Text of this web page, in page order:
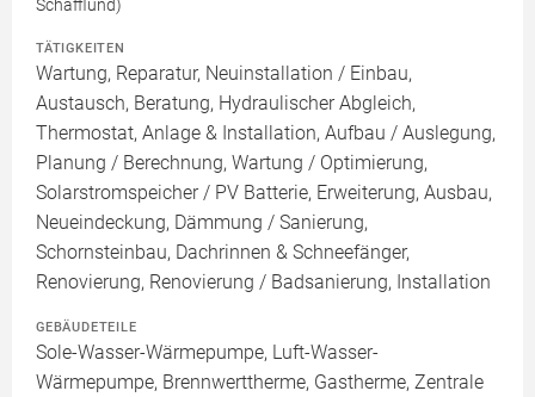
Schafflund)
TÄTIGKEITEN
Wartung, Reparatur, Neuinstallation / Einbau,
Austausch, Beratung, Hydraulischer Abgleich,
Thermostat, Anlage & Installation, Aufbau / Auslegung,
Planung / Berechnung, Wartung / Optimierung,
Solarstromspeicher / PV Batterie, Erweiterung, Ausbau,
Neueindeckung, Dämmung / Sanierung,
Schornsteinbau, Dachrinnen & Schneefänger,
Renovierung, Renovierung / Badsanierung, Installation
GEBÄUDETEILE
Sole-Wasser-Wärmepumpe, Luft-Wasser-
Wärmepumpe, Brennwerttherme, Gastherme, Zentrale